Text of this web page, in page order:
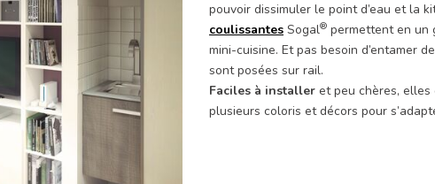
pouvoir dissimuler le point d’eau et la
coulissantes Sogal® permettent en un
mini-cuisine. Et pas besoin d’entamer
sont posées sur rail.
Faciles à installer et peu chères, elles
plusieurs coloris et décors pour